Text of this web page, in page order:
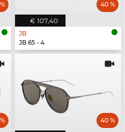
€ 107,40
40 %
JB
JB 65 - 4
40 %